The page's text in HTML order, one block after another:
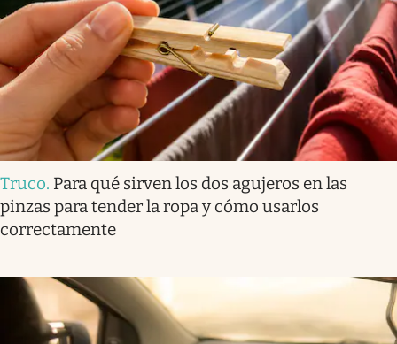
Truco. Para qué sirven los dos agujeros en las
pinzas para tender la ropa y cómo usarlos
correctamente